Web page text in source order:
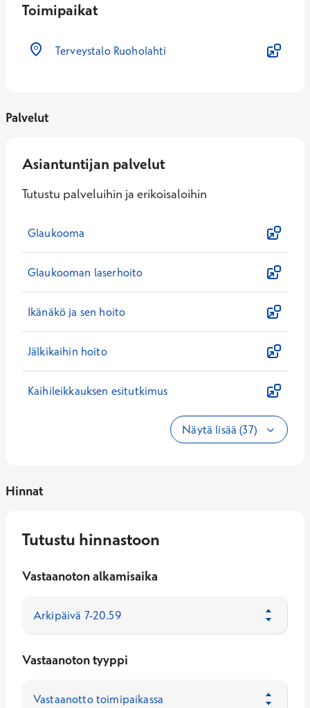
Toimipaikat
Terveystalo Ruoholahti
Palvelut
Asiantuntijan palvelut
Tutustu palveluihin ja erikoisaloihin
Glaukooma
Glaukooman laserhoito
Ikänäkö ja sen hoito
Jälkikaihin hoito
Kaihileikkauksen esitutkimus
Näytä lisää (37)
Hinnat
Tutustu hinnastoon
Vastaanoton alkamisaika
Vastaanoton tyyppi